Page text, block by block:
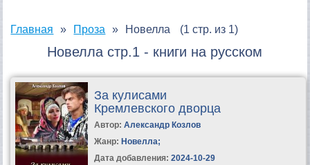
Главная Проза Новелла (1 стр. из 1)
Новелла стр.1 - книги на русском
За кулисами
Кремлевского дворца
Автор: Александр Козлов
Жанр: Новелла;
Дата добавления: 2024-10-29